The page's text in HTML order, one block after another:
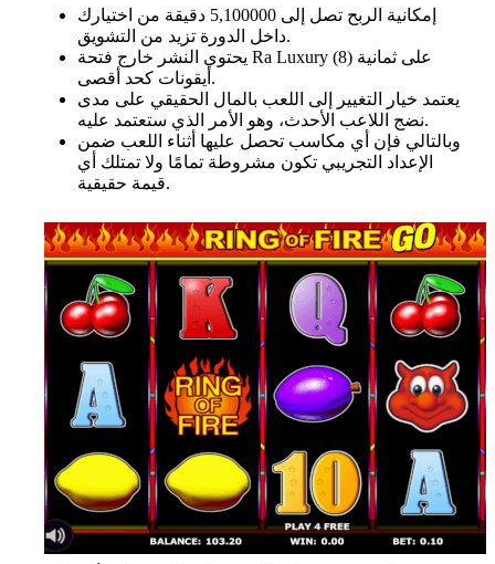
إمكانية الربح تصل إلى 5,100000 دقيقة من اختيارك
داخل الدورة تزيد من التشويق.
يحتوي النشر خارج فتحة Ra Luxury على ثمانية (8)
أيقونات كحد أقصى.
يعتمد خيار التغيير إلى اللعب بالمال الحقيقي على مدى
نضج اللاعب الأحدث، وهو الأمر الذي ستعتمد عليه.
وبالتالي فإن أي مكاسب تحصل عليها أثناء اللعب ضمن
الإعداد التجريبي تكون مشروطة تمامًا ولا تمتلك أي
قيمة حقيقية.